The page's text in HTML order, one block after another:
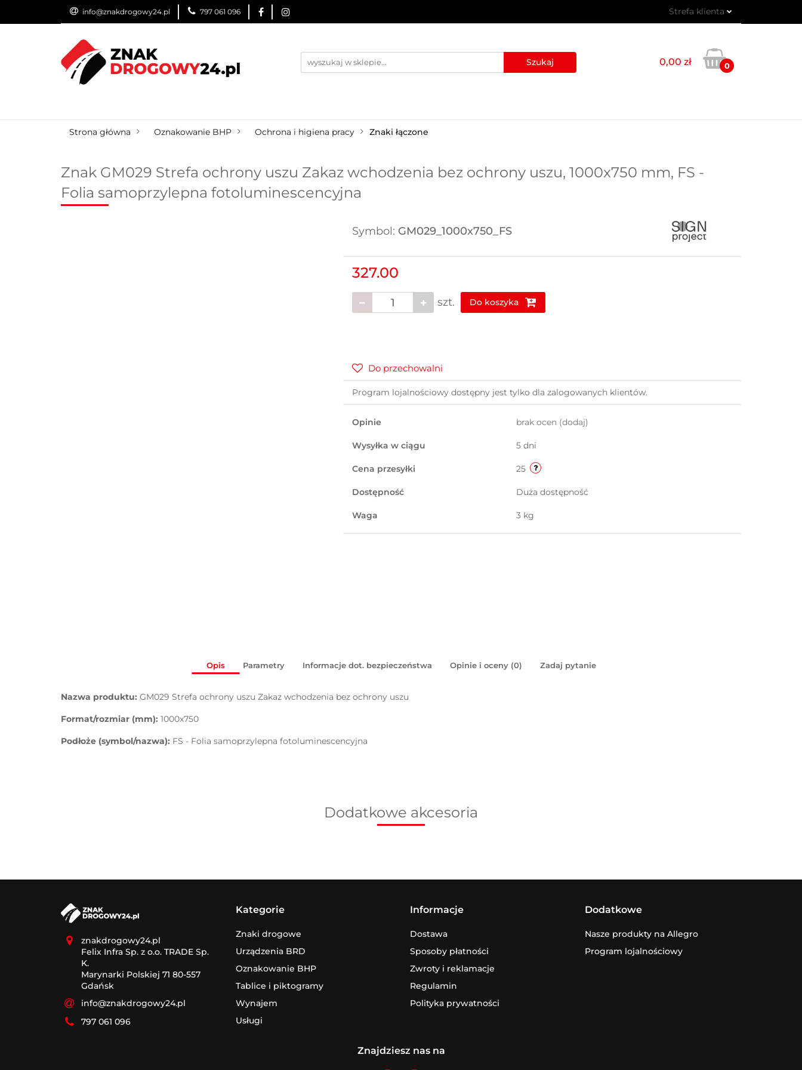
info@znakdrogowy24.pl 797 061 096 Strefa klienta
Zarejestruj się
Dodaj zgłoszenie
0,00 zł 0
ZNAKI DROGOWE URZĄDZENIA BRD
Strona główna Oznakowanie BHP Ochrona i higiena pracy Znaki łączone
Znak GM029 Strefa ochrony uszu Zakaz wchodzenia bez ochrony uszu, 1000x750 mm, FS -
Folia samoprzylepna fotoluminescencyjna
Symbol: GM029_1000x750_FS
327.00
szt. Do koszyka
Do przechowalni
Program lojalnościowy dostępny jest tylko dla zalogowanych klientów.
Opinie brak ocen (dodaj)
Wysyłka w ciągu 5 dni
Cena przesyłki 25
Dostępność Duża dostępność
Waga 3 kg
Opis Parametry Informacje dot. bezpieczeństwa Opinie i oceny (0) Zadaj pytanie
Nazwa produktu: GM029 Strefa ochrony uszu Zakaz wchodzenia bez ochrony uszu
Format/rozmiar (mm): 1000x750
Podłoże (symbol/nazwa): FS - Folia samoprzylepna fotoluminescencyjna
Dodatkowe akcesoria
znakdrogowy24.pl
Felix Infra Sp. z o.o. TRADE Sp.
K.
Marynarki Polskiej 71 80-557
Gdańsk
info@znakdrogowy24.pl
797 061 096
Kategorie
Znaki drogowe
Urządzenia BRD
Oznakowanie BHP
Tablice i piktogramy
Wynajem
Usługi
Informacje
Dostawa
Sposoby płatności
Zwroty i reklamacje
Regulamin
Polityka prywatności
Dodatkowe
Nasze produkty na Allegro
Program lojalnościowy
Znajdziesz nas na